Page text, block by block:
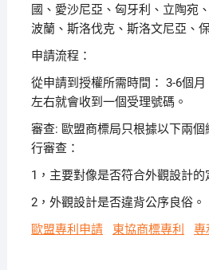
國、愛沙尼亞、匈牙利、立陶宛
波蘭、斯洛伐克、斯洛文尼亞、
申請流程：
從申請到授權所需時間： 3-6個
左右就會收到一個受理號碼。
審查: 歐盟商標局只根據以下兩
行審查：
1，主要對像是否符合外觀設計的
2，外觀設計是否違背公序良俗。
歐盟專利申請
東協商標專利 專